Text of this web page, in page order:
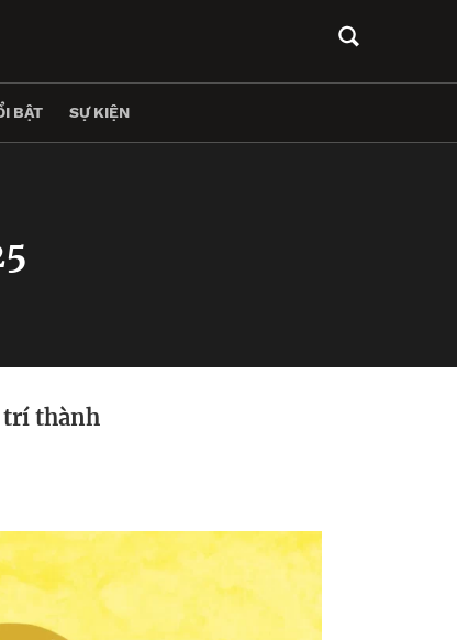
BẬT SỰ KIỆN
trí thành